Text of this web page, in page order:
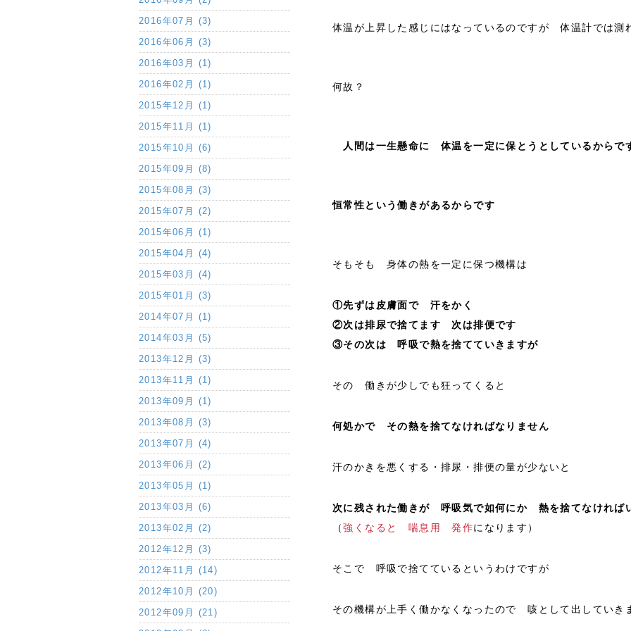
体温が上昇した感じにはなっているのですが 体温計では測
何故？
人間は一生懸命に 体温を一定に保とうとしているからで
恒常性という働きがあるからです
そもそも 身体の熱を一定に保つ機構は
①先ずは皮膚面で 汗をかく
②次は排尿で捨てます 次は排便です
③その次は 呼吸で熱を捨てていきますが
その 働きが少しでも狂ってくると
何処かで その熱を捨てなければなりません
汗のかきを悪くする・排尿・排便の量が少ないと
次に残された働きが 呼吸気で如何にか 熱を捨てなければ
（強くなると 喘息用 発作になります）
そこで 呼吸で捨てているというわけですが
その機構が上手く働かなくなったので 咳として出していき
2016年07月 (3)
2016年06月 (3)
2016年03月 (1)
2016年02月 (1)
2015年12月 (1)
2015年11月 (1)
2015年10月 (6)
2015年09月 (8)
2015年08月 (3)
2015年07月 (2)
2015年06月 (1)
2015年04月 (4)
2015年03月 (4)
2015年01月 (3)
2014年07月 (1)
2014年03月 (5)
2013年12月 (3)
2013年11月 (1)
2013年09月 (1)
2013年08月 (3)
2013年07月 (4)
2013年06月 (2)
2013年05月 (1)
2013年03月 (6)
2013年02月 (2)
2012年12月 (3)
2012年11月 (14)
2012年10月 (20)
2012年09月 (21)